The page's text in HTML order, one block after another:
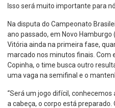
Isso será muito importante para
Na disputa do Campeonato
ano passado, em Novo Hamburgo
Vitória ainda na primeira fase,
marcado nos minutos finais. Com
Copinha, o time busca outro
uma vaga na semifinal e o
“Será um jogo difícil,
a cabeça, o corpo está preparado.